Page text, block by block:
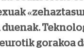
gorakoa